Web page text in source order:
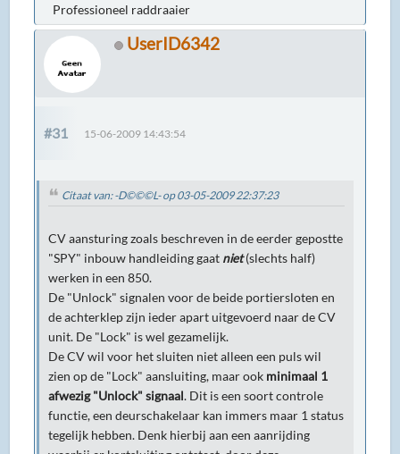
Professioneel raddraaier
UserID6342
#31 15-06-2009 14:43:54
Citaat van: -D©©©L- op 03-05-2009 22:37:23
CV aansturing zoals beschreven in de eerder gepostte
"SPY" inbouw handleiding gaat niet(slechts half)
werken in een 850.
De "Unlock" signalen voor de beide portiersloten en
de achterklep zijn ieder apart uitgevoerd naar de CV
unit. De "Lock" is wel gezamelijk.
De CV wil voor het sluiten niet alleen een puls wil
zien op de "Lock" aansluiting, maar ook minimaal 1
afwezig "Unlock" signaal. Dit is een soort controle
functie, een deurschakelaar kan immers maar 1 status
tegelijk hebben. Denk hierbij aan een aanrijding